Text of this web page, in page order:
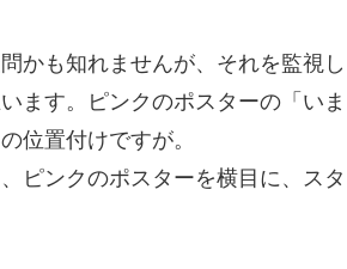
かも知れませんが、それを監視し
ます。ピンクのポスターの「いま
位置付けですが。
ピンクのポスターを横目に、スタ